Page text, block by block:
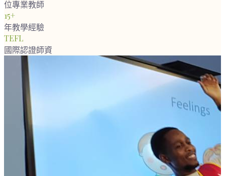
位專業教師
15+
年教學經驗
TEFL
國際認證師資